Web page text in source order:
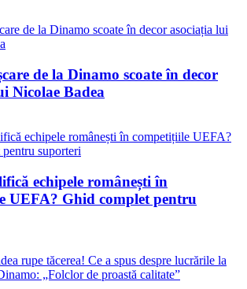
de la Dinamo scoate în decor
Nicolae Badea
echipele românești în
UEFA? Ghid complet pentru